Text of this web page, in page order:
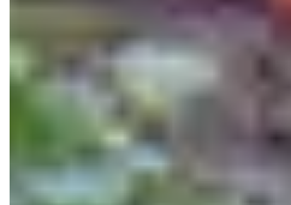
Voir le site web
Choisir une Course